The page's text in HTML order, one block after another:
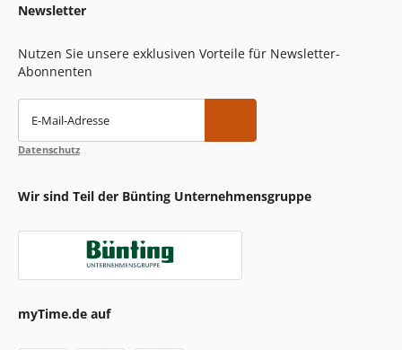
Newsletter
Nutzen Sie unsere exklusiven Vorteile für Newsletter-
Abonnenten
E-Mail-Adresse
Datenschutz
Wir sind Teil der Bünting Unternehmensgruppe
myTime.de auf